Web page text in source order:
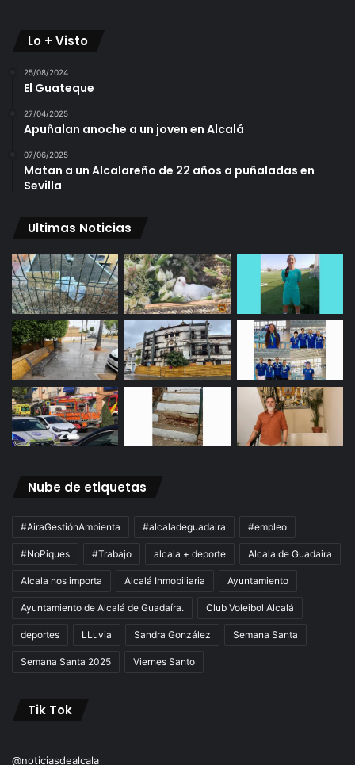
Lo + Visto
25/08/2024
El Guateque
27/04/2025
Apuñalan anoche a un joven en Alcalá
07/06/2025
Matan a un Alcalareño de 22 años a puñaladas en
Sevilla
Ultimas Noticias
Nube de etiquetas
#AiraGestiónAmbienta #alcaladeguadaira #empleo
#NoPiques #Trabajo alcala + deporte Alcala de Guadaira
Alcala nos importa Alcalá Inmobiliaria Ayuntamiento
Ayuntamiento de Alcalá de Guadaíra. Club Voleibol Alcalá
deportes LLuvia Sandra González Semana Santa
Semana Santa 2025 Viernes Santo
Tik Tok
@noticiasdealcala